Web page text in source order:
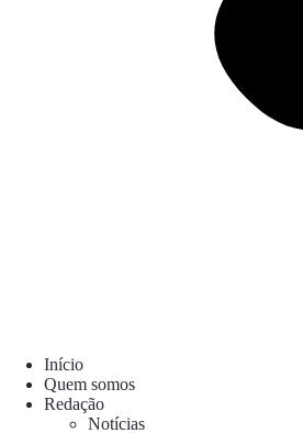
Início
Quem somos
Redação
Notícias